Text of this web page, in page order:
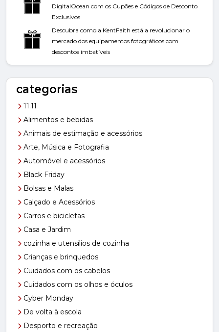
DigitalOcean com os Cupões e Códigos de Desconto
Exclusivos
Descubra como a KentFaith está a revolucionar o
mercado dos equipamentos fotográficos com
descontos imbatíveis
categorias
11.11
Alimentos e bebidas
Animais de estimação e acessórios
Arte, Música e Fotografia
Automóvel e acessórios
Black Friday
Bolsas e Malas
Calçado e Acessórios
Carros e bicicletas
Casa e Jardim
cozinha e utensílios de cozinha
Crianças e brinquedos
Cuidados com os cabelos
Cuidados com os olhos e óculos
Cyber Monday
De volta à escola
Desporto e recreação